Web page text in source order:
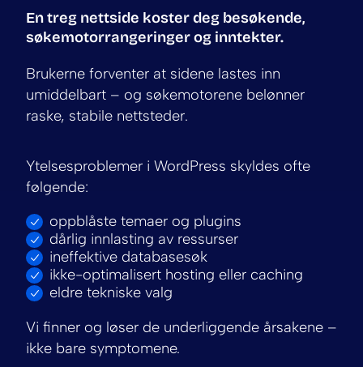
En treg nettside koster deg besøkende,
søkemotorrangeringer og inntekter.
Brukerne forventer at sidene lastes inn
umiddelbart – og søkemotorene belønner
raske, stabile nettsteder.
Ytelsesproblemer i WordPress skyldes ofte
følgende:
oppblåste temaer og plugins
dårlig innlasting av ressurser
ineffektive databasesøk
ikke-optimalisert hosting eller caching
eldre tekniske valg
Vi finner og løser de underliggende årsakene –
ikke bare symptomene.